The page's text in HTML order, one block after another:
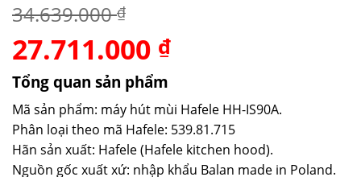
34.639.000₫
Giá
gốc
là:
34.639.000 ₫.
27.711.000 ₫Giá
là:
27.711.000 ₫.
Tổng quan sản phẩm
Mã sản phẩm: máy hút mùi Hafele HH-IS90A.
Phân loại theo mã Hafele: 539.81.715
Hãn sản xuất: Hafele (Hafele kitchen hood).
Nguồn gốc xuất xứ: nhập khẩu Balan made in Poland.